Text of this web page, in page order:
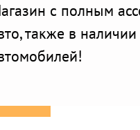
с полным
также в